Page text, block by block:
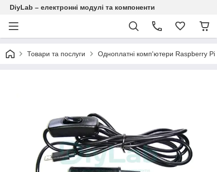
DiyLab – електронні модулі та компоненти
Товари та послуги Одноплатні комп'ютери Raspberry Pi